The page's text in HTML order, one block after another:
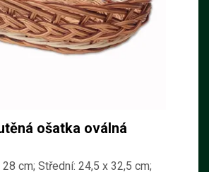
ošatka oválná
cm; Střední: 24,5 x 32,5 cm;